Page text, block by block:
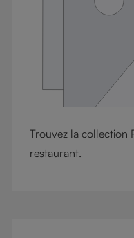
Trouvez la collection
restaurant.